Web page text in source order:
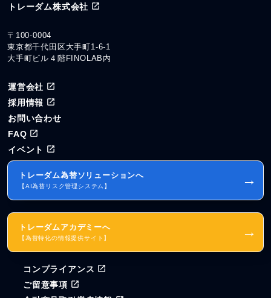
トレーダム株式会社
〒100-0004
東京都千代田区大手町1-6-1
大手町ビル４階FINOLAB内
運営会社
採用情報
お問い合わせ
FAQ
イベント
トレーダム為替ソリューションへ
【AI為替リスク管理システム】 →
トレーダムアカデミーへ
【為替特化の情報提供サイト】 →
コンプライアンス
ご留意事項